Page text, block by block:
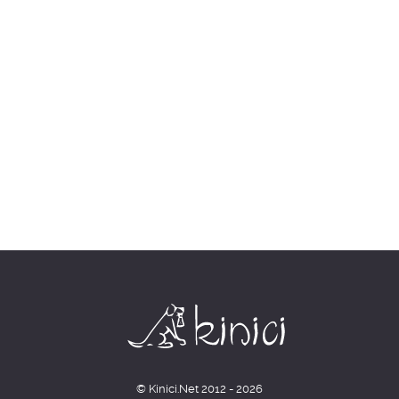
© Kinici.Net 2012 - 2026